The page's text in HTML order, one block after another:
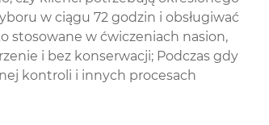
w ciągu 72 godzin i obsługiwać
stosowane w ćwiczeniach nasion,
i bez konserwacji; Podczas gdy
kontroli i innych procesach